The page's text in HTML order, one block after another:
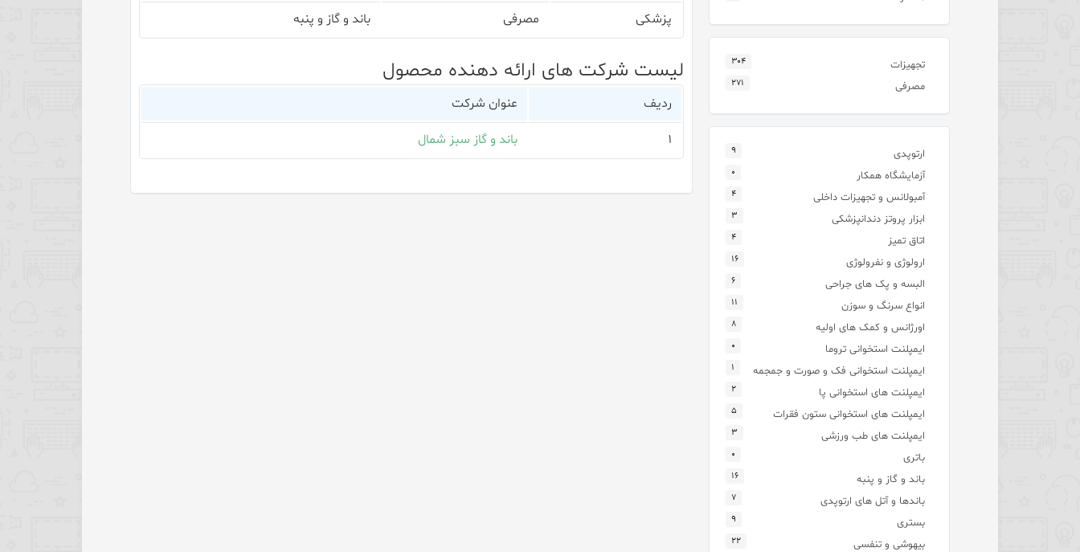
پزشکی مصرفی باند و گاز و پنبه
لیست شرکت های ارائه دهنده محصول
ردیف عنوان شرکت
۱ باند و گاز سبز شمال
تجهیزات ۳۰۴
مصرفی ۲۷۱
ارتوپدی ۹
آزمایشگاه همکار ۰
آمبولانس و تجهیزات داخلی ۴
ابزار پروتز دندانپزشکی ۳
اتاق تمیز ۴
ارولوژی و نفرولوژی ۱۶
البسه و پک های جراحی ۶
انواع سرنگ و سوزن ۱۱
اورژانس و کمک های اولیه ۸
ایمپلنت استخوانی تروما ۰
ایمپلنت استخوانی فک و صورت و جمجمه ۱
ایمپلنت های استخوانی پا ۲
ایمپلنت های استخوانی ستون فقرات ۵
ایمپلنت های طب ورزشی ۳
باتری ۰
باند و گاز و پنبه ۱۶
باندها و آتل های ارتوپدی ۷
بستری ۹
بیهوشی و تنفسی ۲۲